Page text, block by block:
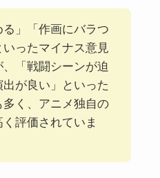
る」「作画にバラつ
いったマイナス意見
、「戦闘シーンが迫
が良い」といった
く、アニメ独自の
評価されていま